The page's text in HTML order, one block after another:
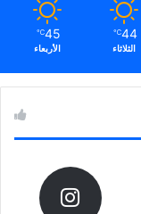
44
℃
الثلاثاء
45
℃
الأربعاء